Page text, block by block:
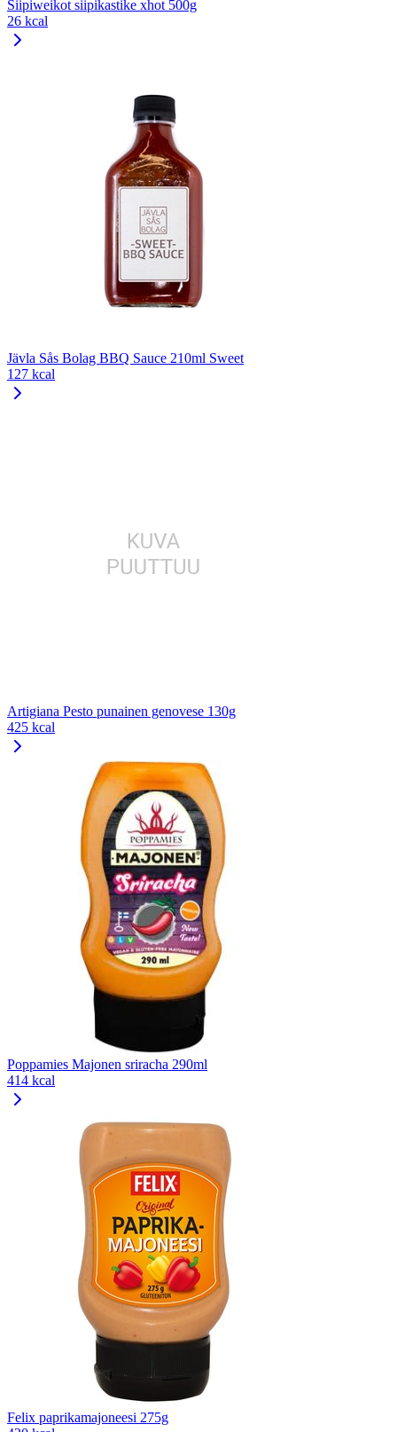
Siipiweikot siipikastike xhot 500g
26 kcal
Jävla Sås Bolag BBQ Sauce 210ml Sweet
127 kcal
Artigiana Pesto punainen genovese 130g
425 kcal
Poppamies Majonen sriracha 290ml
414 kcal
Felix paprikamajoneesi 275g